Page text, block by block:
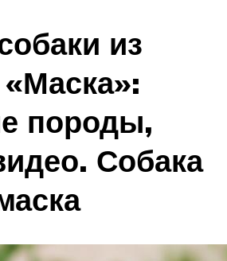
из
породы,
Собака